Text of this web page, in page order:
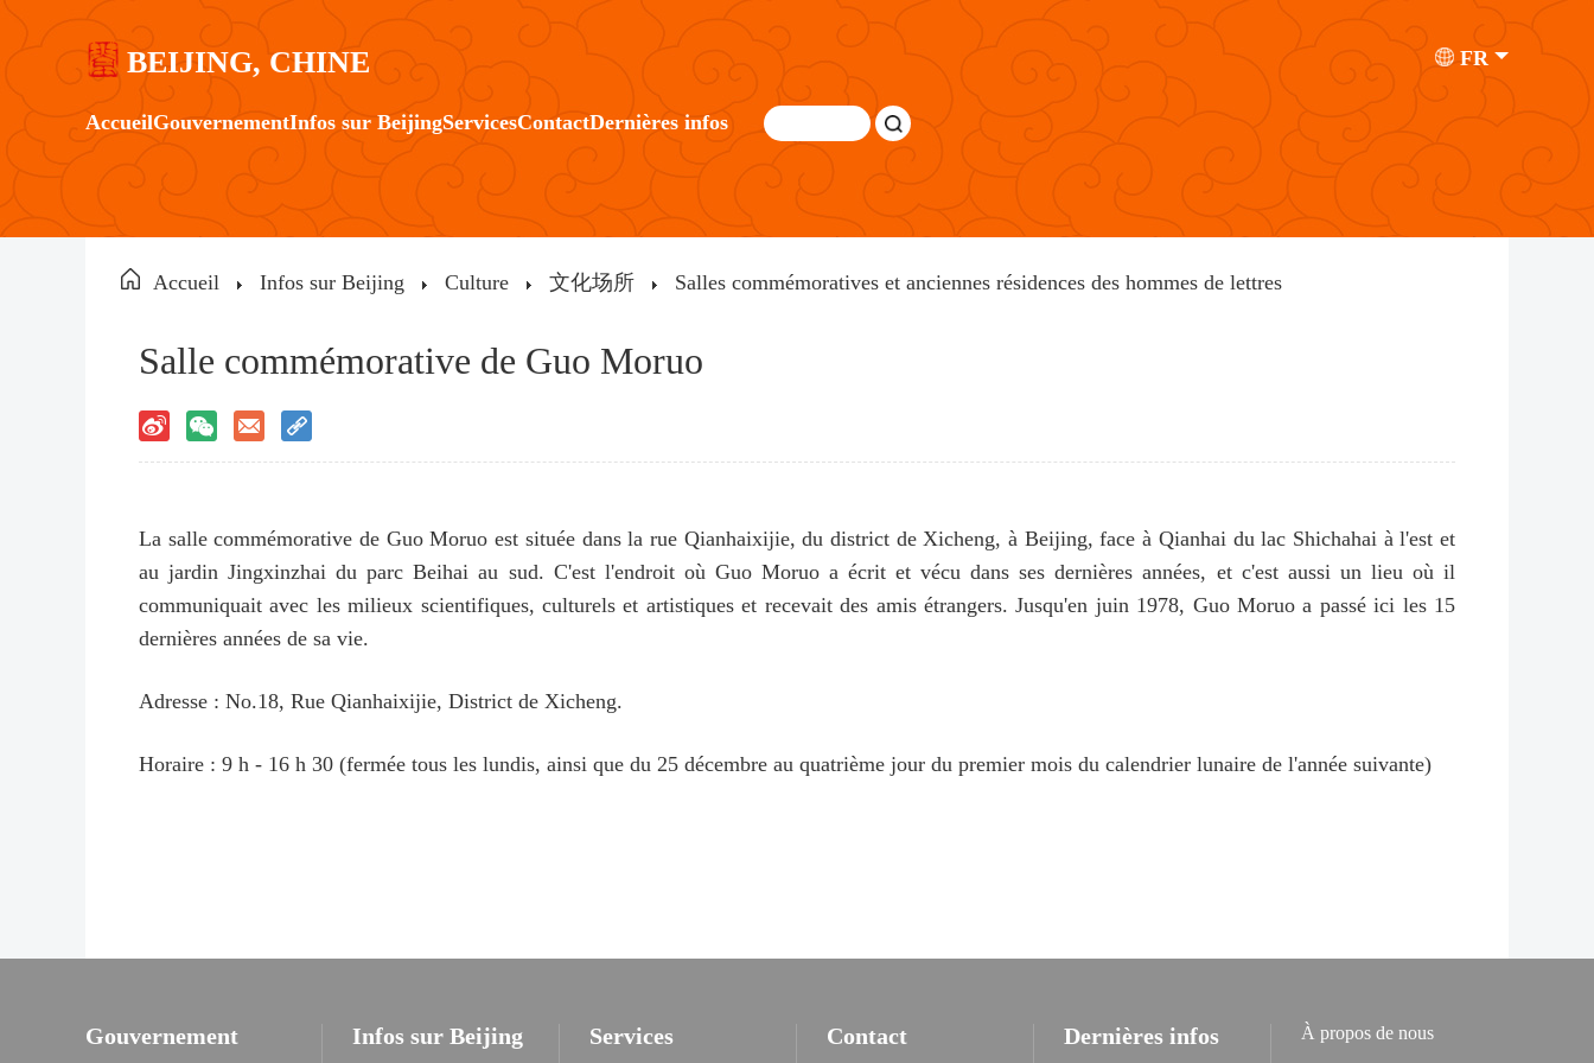
BEIJING, CHINE FR
AccueilGouvernementInfos sur BeijingServicesContactDernières infos
Accueil Infos sur Beijing Culture 文化场所 Salles commémoratives et anciennes résidences des hommes de lettres
Salle commémorative de Guo Moruo
La salle commémorative de Guo Moruo est située dans la rue Qianhaixijie, du district de Xicheng, à Beijing, face à Qianhai du lac Shichahai à l'est et
au jardin Jingxinzhai du parc Beihai au sud. C'est l'endroit où Guo Moruo a écrit et vécu dans ses dernières années, et c'est aussi un lieu où il
communiquait avec les milieux scientifiques, culturels et artistiques et recevait des amis étrangers. Jusqu'en juin 1978, Guo Moruo a passé ici les 15
dernières années de sa vie.
Adresse : No.18, Rue Qianhaixijie, District de Xicheng.
Horaire : 9 h - 16 h 30 (fermée tous les lundis, ainsi que du 25 décembre au quatrième jour du premier mois du calendrier lunaire de l'année suivante)
Gouvernement Infos sur Beijing Services Contact Dernières infos À propos de nous